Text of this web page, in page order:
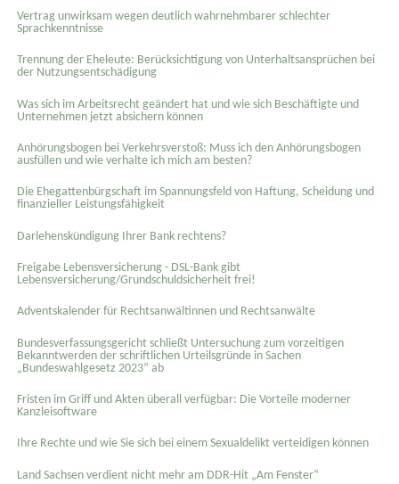
Vertrag unwirksam wegen deutlich wahrnehmbarer schlechter
Sprachkenntnisse
Trennung der Eheleute: Berücksichtigung von Unterhaltsansprüchen bei
der Nutzungsentschädigung
Was sich im Arbeitsrecht geändert hat und wie sich Beschäftigte und
Unternehmen jetzt absichern können
Anhörungsbogen bei Verkehrsverstoß: Muss ich den Anhörungsbogen
ausfüllen und wie verhalte ich mich am besten?
Die Ehegattenbürgschaft im Spannungsfeld von Haftung, Scheidung und
finanzieller Leistungsfähigkeit
Darlehenskündigung Ihrer Bank rechtens?
Freigabe Lebensversicherung - DSL-Bank gibt
Lebensversicherung/Grundschuldsicherheit frei!
Adventskalender für Rechtsanwältinnen und Rechtsanwälte
Bundesverfassungsgericht schließt Untersuchung zum vorzeitigen
Bekanntwerden der schriftlichen Urteilsgründe in Sachen
„Bundeswahlgesetz 2023“ ab
Fristen im Griff und Akten überall verfügbar: Die Vorteile moderner
Kanzleisoftware
Ihre Rechte und wie Sie sich bei einem Sexual­delikt verteidigen können
Land Sachsen verdient nicht mehr am DDR-Hit „Am Fenster“